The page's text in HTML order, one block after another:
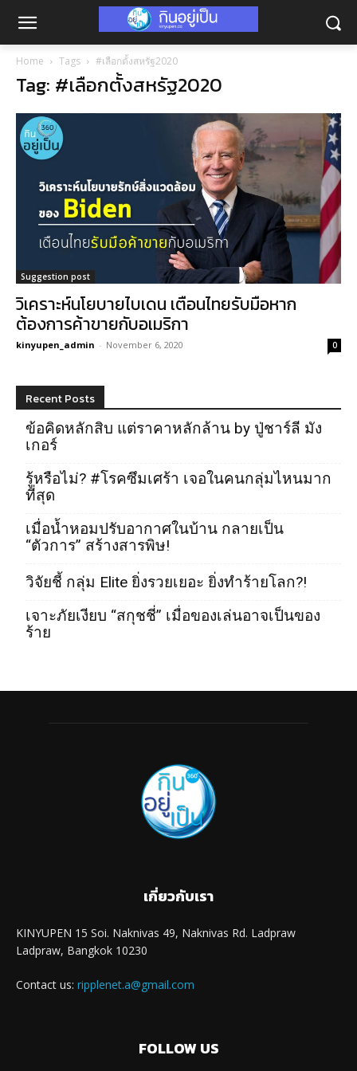
Home Tags #เลือกตั้งสหรัฐ2020
Tag: #เลือกตั้งสหรัฐ2020
Suggestion post
วิเคราะห์นโยบายไบเดน เตือนไทยรับมือหาก
ต้องการค้าขายกับอเมริกา
kinyupen_admin - November 6, 2020 0
Recent Posts
ข้อคิดหลักสิบ แต่ราคาหลักล้าน by ปู่ชาร์ลี มัง
เกอร์
รู้หรือไม่? #โรคซึมเศร้า เจอในคนกลุ่มไหนมาก
ที่สุด
เมื่อน้ำหอมปรับอากาศในบ้าน กลายเป็น
“ตัวการ” สร้างสารพิษ!
วิจัยชี้ กลุ่ม Elite ยิ่งรวยเยอะ ยิ่งทำร้ายโลก?!
เจาะภัยเงียบ “สกุชชี่” เมื่อของเล่นอาจเป็นของ
ร้าย
เกี่ยวกับเรา
KINYUPEN 15 Soi. Naknivas 49, Naknivas Rd. Ladpraw
Ladpraw, Bangkok 10230
Contact us: ripplenet.a@gmail.com
FOLLOW US